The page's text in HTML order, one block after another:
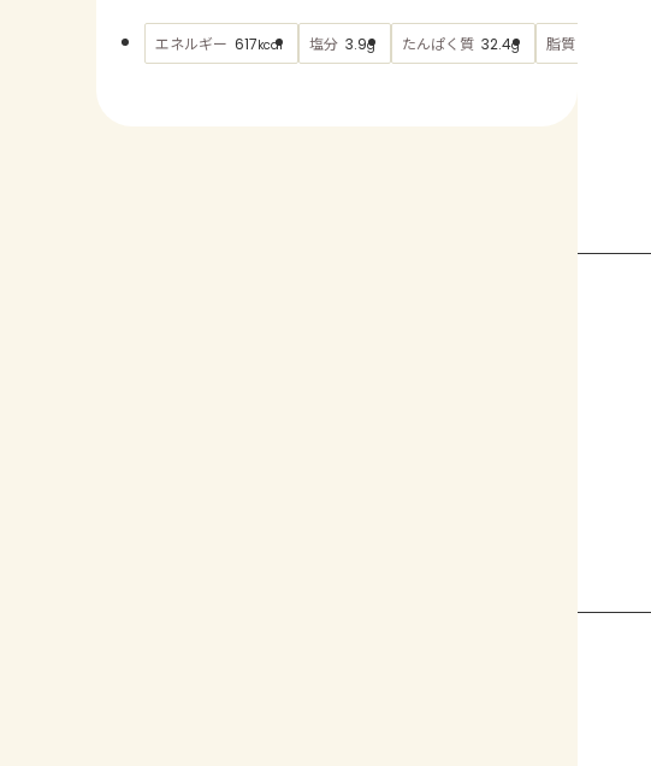
エネルギー 617kcal 塩分 3.9g たんぱく質 32.4g 脂質